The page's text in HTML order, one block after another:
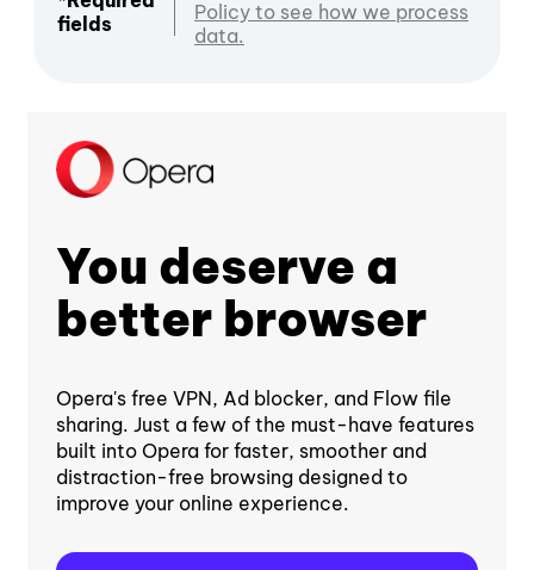
fields
Policy to see how we process
data.
You deserve a
better browser
Opera's free VPN, Ad blocker, and Flow file
sharing. Just a few of the must-have features
built into Opera for faster, smoother and
distraction-free browsing designed to
improve your online experience.